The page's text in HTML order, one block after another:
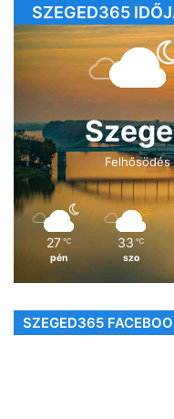
SZEGED365
Felhősödés
27 ℃
pén
33 ℃
szo
SZEGED365